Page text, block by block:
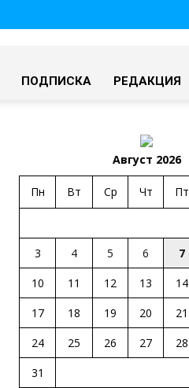
ПОДПИСКА РЕДАКЦИЯ
Август 2026
Пн Вт Ср Чт Пт
3
4 5 6 7
10
11 12 13 14
17
18 19 20 21
24
25 26 27 28
31